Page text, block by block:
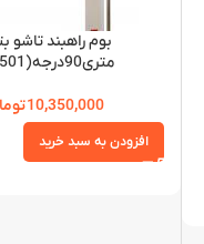
متری90درجه(B-501)
10,350,000
افزودن به سبد خرید